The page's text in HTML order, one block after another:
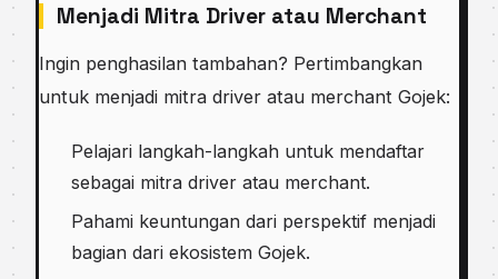
Menjadi Mitra Driver atau Merchant
Ingin penghasilan tambahan? Pertimbangkan
untuk menjadi mitra driver atau merchant Gojek:
Pelajari langkah-langkah untuk mendaftar
sebagai mitra driver atau merchant.
Pahami keuntungan dari perspektif menjadi
bagian dari ekosistem Gojek.